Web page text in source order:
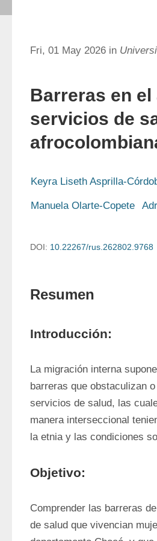
Fri, 01 May 2026 in
Barreras en
servicios de
Keyra Liseth Asprilla-
Manuela Olarte-Copete
DOI: 10.22267/rus.262802.9768
Resumen
Introducción:
La migración interna
barreras que obstaculizan
servicios de salud, las
manera interseccional
la etnia y las condiciones
Objetivo:
Comprender las barreras
de salud que vivencian